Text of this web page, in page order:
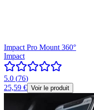
Impact Pro Mount 360°
Impact
5.0 (76)
25,59 € Voir le produit